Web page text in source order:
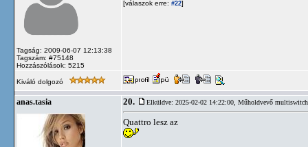
Tagság: 2009-06-07 12:13:38
Tagszám: #75148
Hozzászólások: 5215
[válaszok erre: #22]
Kiváló dolgozó
anas.tasia 20. Elküldve: 2025-02-02 14:22:00, Műholdvevő multiswitch
Quattro lesz az